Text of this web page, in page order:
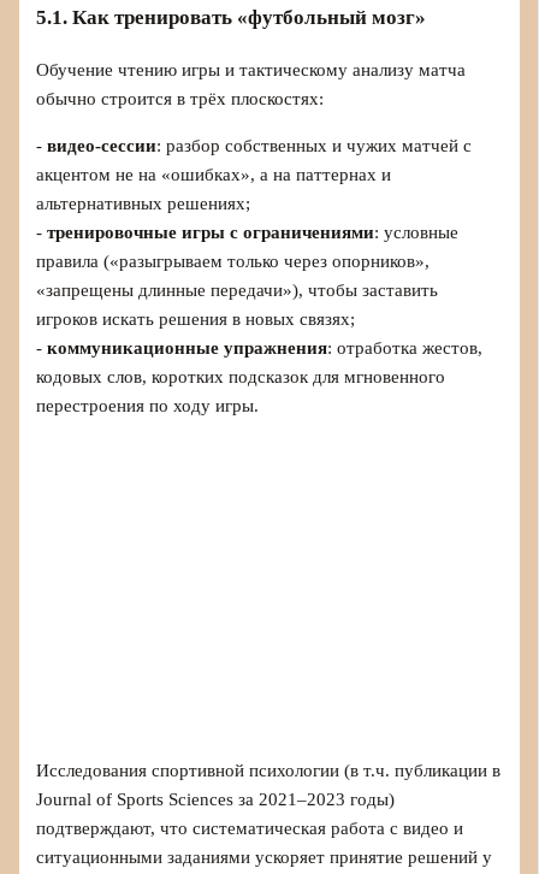
5.1. Как тренировать «футбольный мозг»
Обучение чтению игры и тактическому анализу матча
обычно строится в трёх плоскостях:
-видео‑сессии: разбор собственных и чужих матчей с
акцентом не на «ошибках», а на паттернах и
альтернативных решениях;
-тренировочные игры с ограничениями: условные
правила («разыгрываем только через опорников»,
«запрещены длинные передачи»), чтобы заставить
игроков искать решения в новых связях;
-коммуникационные упражнения: отработка жестов,
кодовых слов, коротких подсказок для мгновенного
перестроения по ходу игры.
Исследования спортивной психологии (в т.ч. публикации в
Journal of Sports Sciences за 2021–2023 годы)
подтверждают, что систематическая работа с видео и
ситуационными заданиями ускоряет принятие решений у